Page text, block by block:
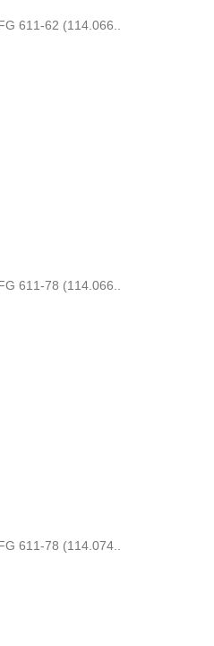
611-62 (114.066..
611-78 (114.066..
611-78 (114.074..